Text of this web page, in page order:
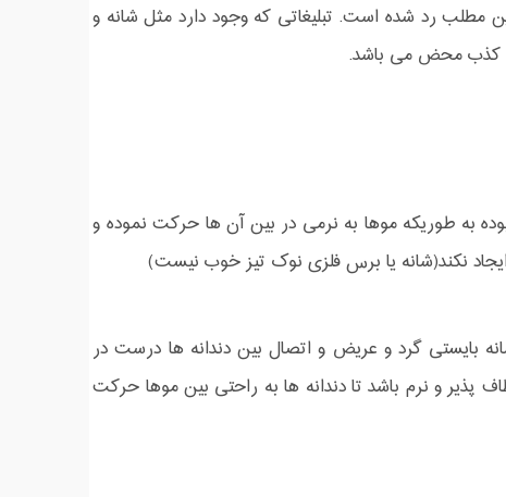
مطلب رد شده است. تبلیغاتی که وجود دارد مثل شانه و
کذب محض می باشد.
به طوریکه موها به نرمی در بین آن ها حرکت نموده و
نکند(شانه یا برس فلزی نوک تیز خوب نیست)
بایستی گرد و عریض و اتصال بین دندانه ها درست در
پذیر و نرم باشد تا دندانه ها به راحتی بین موها حرکت